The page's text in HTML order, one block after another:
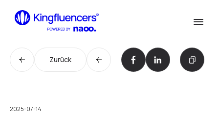
Dienstleistungen
Cases
Agentur
Zurück
2025-07-14